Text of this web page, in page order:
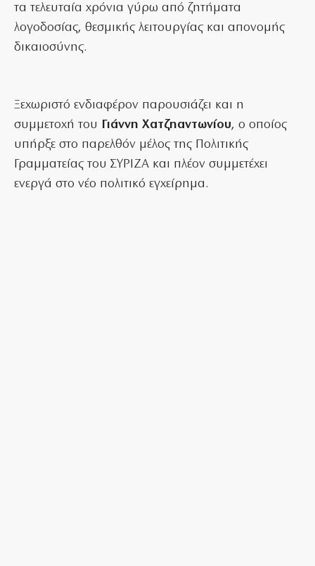
τα τελευταία χρόνια γύρω από ζητήματα
λογοδοσίας, θεσμικής λειτουργίας και απονομής
δικαιοσύνης.
Ξεχωριστό ενδιαφέρον παρουσιάζει και η
συμμετοχή του Γιάννη Χατζηαντωνίου, ο οποίος
υπήρξε στο παρελθόν μέλος της Πολιτικής
Γραμματείας του ΣΥΡΙΖΑ και πλέον συμμετέχει
ενεργά στο νέο πολιτικό εγχείρημα.